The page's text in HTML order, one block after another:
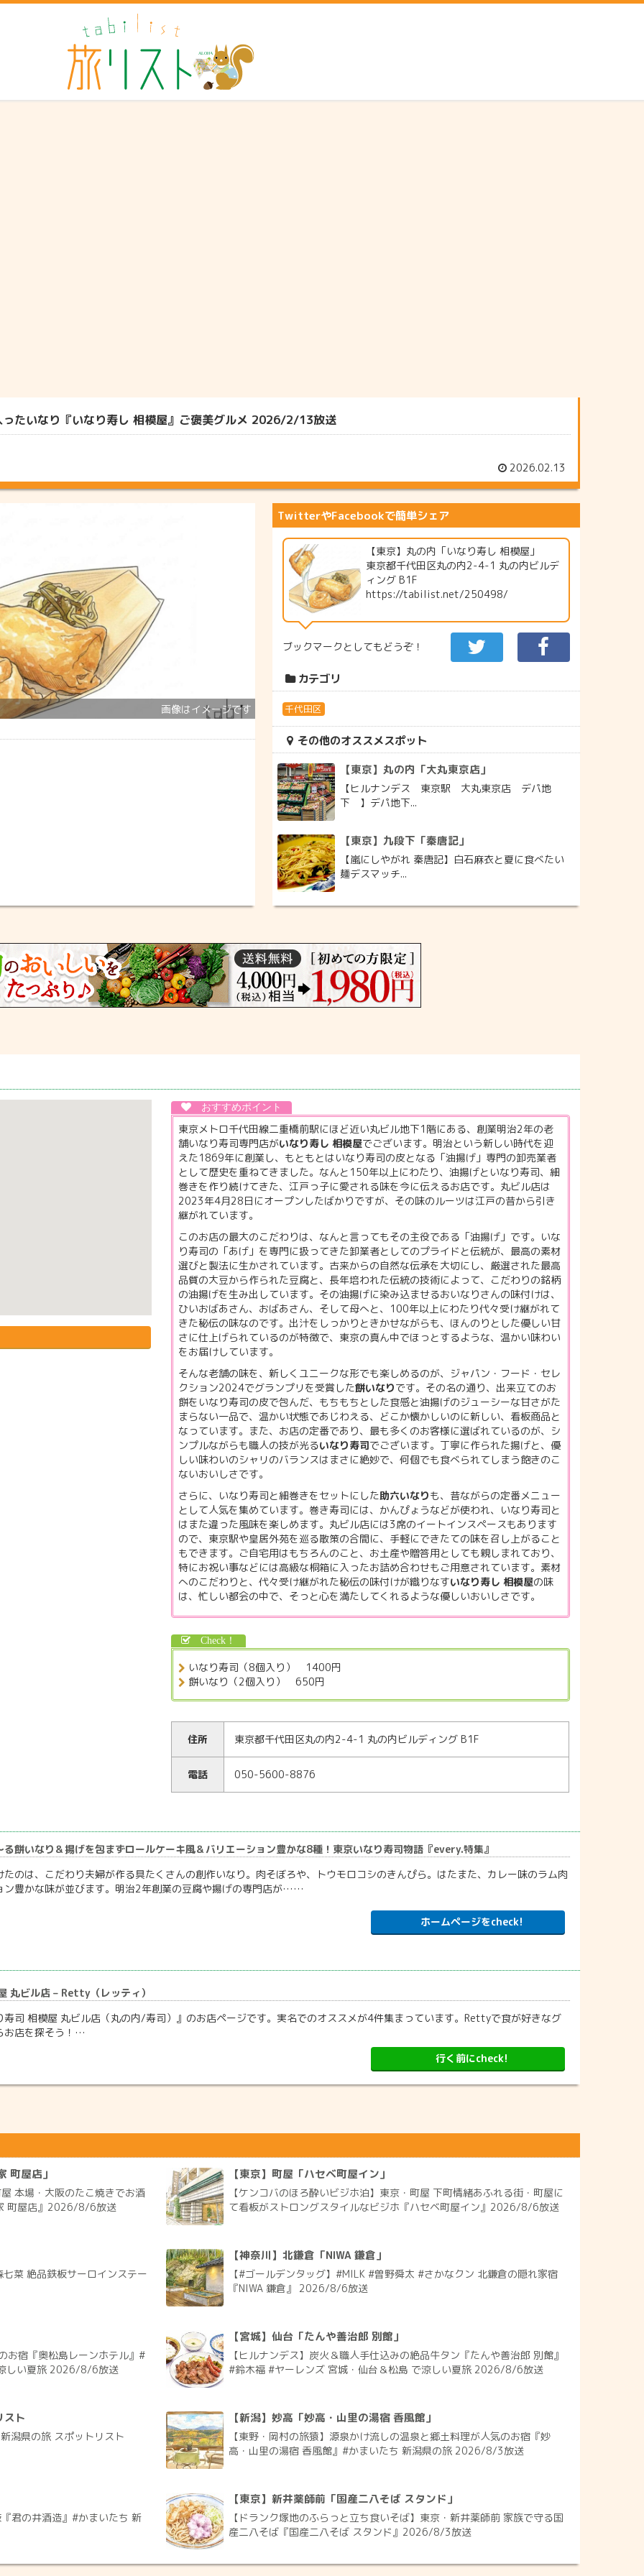
ったいなり『いなり寿し 相模屋』ご褒美グルメ 2026/2/13放送
2026.02.13
TwitterやFacebookで簡単シェア
【東京】丸の内「いなり寿し 相模屋」
東京都千代田区丸の内2-4-1 丸の内ビルデ
ィング B1F
https://tabilist.net/250498/
ブックマークとしてもどうぞ！
カテゴリ
千代田区
その他のオススメスポット
【東京】丸の内「大丸東京店」
【ヒルナンデス 東京駅 大丸東京店 デパ地
下 】デパ地下...
【東京】九段下「秦唐記」
【嵐にしやがれ 秦唐記】白石麻衣と夏に食べたい
麺デスマッチ...
東京メトロ千代田線二重橋前駅にほど近い丸ビル地下1階にある、創業明治2年の老
舗いなり寿司専門店がいなり寿し 相模屋でございます。明治という新しい時代を迎
えた1869年に創業し、もともとはいなり寿司の皮となる「油揚げ」専門の卸売業者
として歴史を重ねてきました。なんと150年以上にわたり、油揚げといなり寿司、細
巻きを作り続けてきた、江戸っ子に愛される味を今に伝えるお店です。丸ビル店は
2023年4月28日にオープンしたばかりですが、その味のルーツは江戸の昔から引き
継がれています。
このお店の最大のこだわりは、なんと言ってもその主役である「油揚げ」です。いな
り寿司の「あげ」を専門に扱ってきた卸業者としてのプライドと伝統が、最高の素材
選びと製法に生かされています。古来からの自然な伝承を大切にし、厳選された最高
品質の大豆から作られた豆腐と、長年培われた伝統の技術によって、こだわりの銘柄
の油揚げを生み出しています。その油揚げに染み込ませるおいなりさんの味付けは、
ひいおばあさん、おばあさん、そして母へと、100年以上にわたり代々受け継がれて
きた秘伝の味なのです。出汁をしっかりときかせながらも、ほんのりとした優しい甘
さに仕上げられているのが特徴で、東京の真ん中でほっとするような、温かい味わい
をお届けしています。
そんな老舗の味を、新しくユニークな形でも楽しめるのが、ジャパン・フード・セレ
クション2024でグランプリを受賞した餅いなりです。その名の通り、出来立てのお
餅をいなり寿司の皮で包んだ、もちもちとした食感と油揚げのジューシーな甘さがた
まらない一品で、温かい状態であじわえる、どこか懐かしいのに新しい、看板商品と
なっています。また、お店の定番であり、最も多くのお客様に選ばれているのが、シ
ンプルながらも職人の技が光るいなり寿司でございます。丁寧に作られた揚げと、優
しい味わいのシャリのバランスはまさに絶妙で、何個でも食べられてしまう飽きのこ
ないおいしさです。
さらに、いなり寿司と細巻きをセットにした助六いなりも、昔ながらの定番メニュー
として人気を集めています。巻き寿司には、かんぴょうなどが使われ、いなり寿司と
はまた違った風味を楽しめます。丸ビル店には3席のイートインスペースもあります
ので、東京駅や皇居外苑を巡る散策の合間に、手軽にできたての味を召し上がること
もできます。ご自宅用はもちろんのこと、お土産や贈答用としても親しまれており、
特にお祝い事などには高級な桐箱に入ったお詰め合わせもご用意されています。素材
へのこだわりと、代々受け継がれた秘伝の味付けが織りなすいなり寿し 相模屋の味
は、忙しい都会の中で、そっと心を満たしてくれるような優しいおいしさです。
いなり寿司（8個入り） 1400円
餅いなり（2個入り） 650円
住所 東京都千代田区丸の内2-4-1 丸の内ビルディング B1F
電話 050-5600-8876
る餅いなり＆揚げを包まずロールケーキ風＆バリエーション豊かな8種！東京いなり寿司物語『every.特集』
たのは、こだわり夫婦が作る具たくさんの創作いなり。肉そぼろや、トウモロコシのきんぴら。はたまた、カレー味のラム肉
ン豊かな味が並びます。明治2年創業の豆腐や揚げの専門店が……
ホームページをcheck!
丸ビル店 – Retty（レッティ）
寿司 相模屋 丸ビル店（丸の内/寿司）』のお店ページです。実名でのオススメが4件集まっています。Rettyで食が好きなグ
お店を探そう！…
行く前にcheck!
町屋店」
本場・大阪のたこ焼きでお酒
町屋店』2026/8/6放送
【東京】町屋「ハセベ町屋イン」
【ケンコバのほろ酔いビジホ泊】東京・町屋 下町情緒あふれる街・町屋に
て看板がストロングスタイルなビジホ『ハセベ町屋イン』2026/8/6放送
菜 絶品鉄板サーロインステー
【神奈川】北鎌倉「NIWA 鎌倉」
【#ゴールデンタッグ】#MILK #曽野舜太 #さかなクン 北鎌倉の隠れ家宿
『NIWA 鎌倉』 2026/8/6放送
お宿『奥松島レーンホテル』#
しい夏旅 2026/8/6放送
【宮城】仙台「たんや善治郎 別館」
【ヒルナンデス】炭火＆職人手仕込みの絶品牛タン『たんや善治郎 別館』
#鈴木福 #ヤーレンズ 宮城・仙台＆松島 で涼しい夏旅 2026/8/6放送
スト
潟県の旅 スポットリスト
【新潟】妙高「妙高・山里の湯宿 香風館」
【東野・岡村の旅猿】源泉かけ流しの温泉と郷土料理が人気のお宿『妙
高・山里の湯宿 香風館』#かまいたち 新潟県の旅 2026/8/3放送
君の井酒造』#かまいたち 新
【東京】新井薬師前「国産二八そば スタンド」
【ドランク塚地のふらっと立ち食いそば】東京・新井薬師前 家族で守る国
産二八そば『国産二八そば スタンド』2026/8/3放送